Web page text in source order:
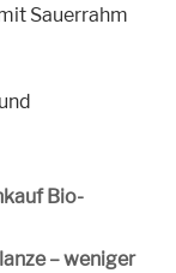
Sauerrahm
Bio-
– weniger